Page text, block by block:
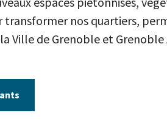
transformer nos quartiers,
Ville de Grenoble et